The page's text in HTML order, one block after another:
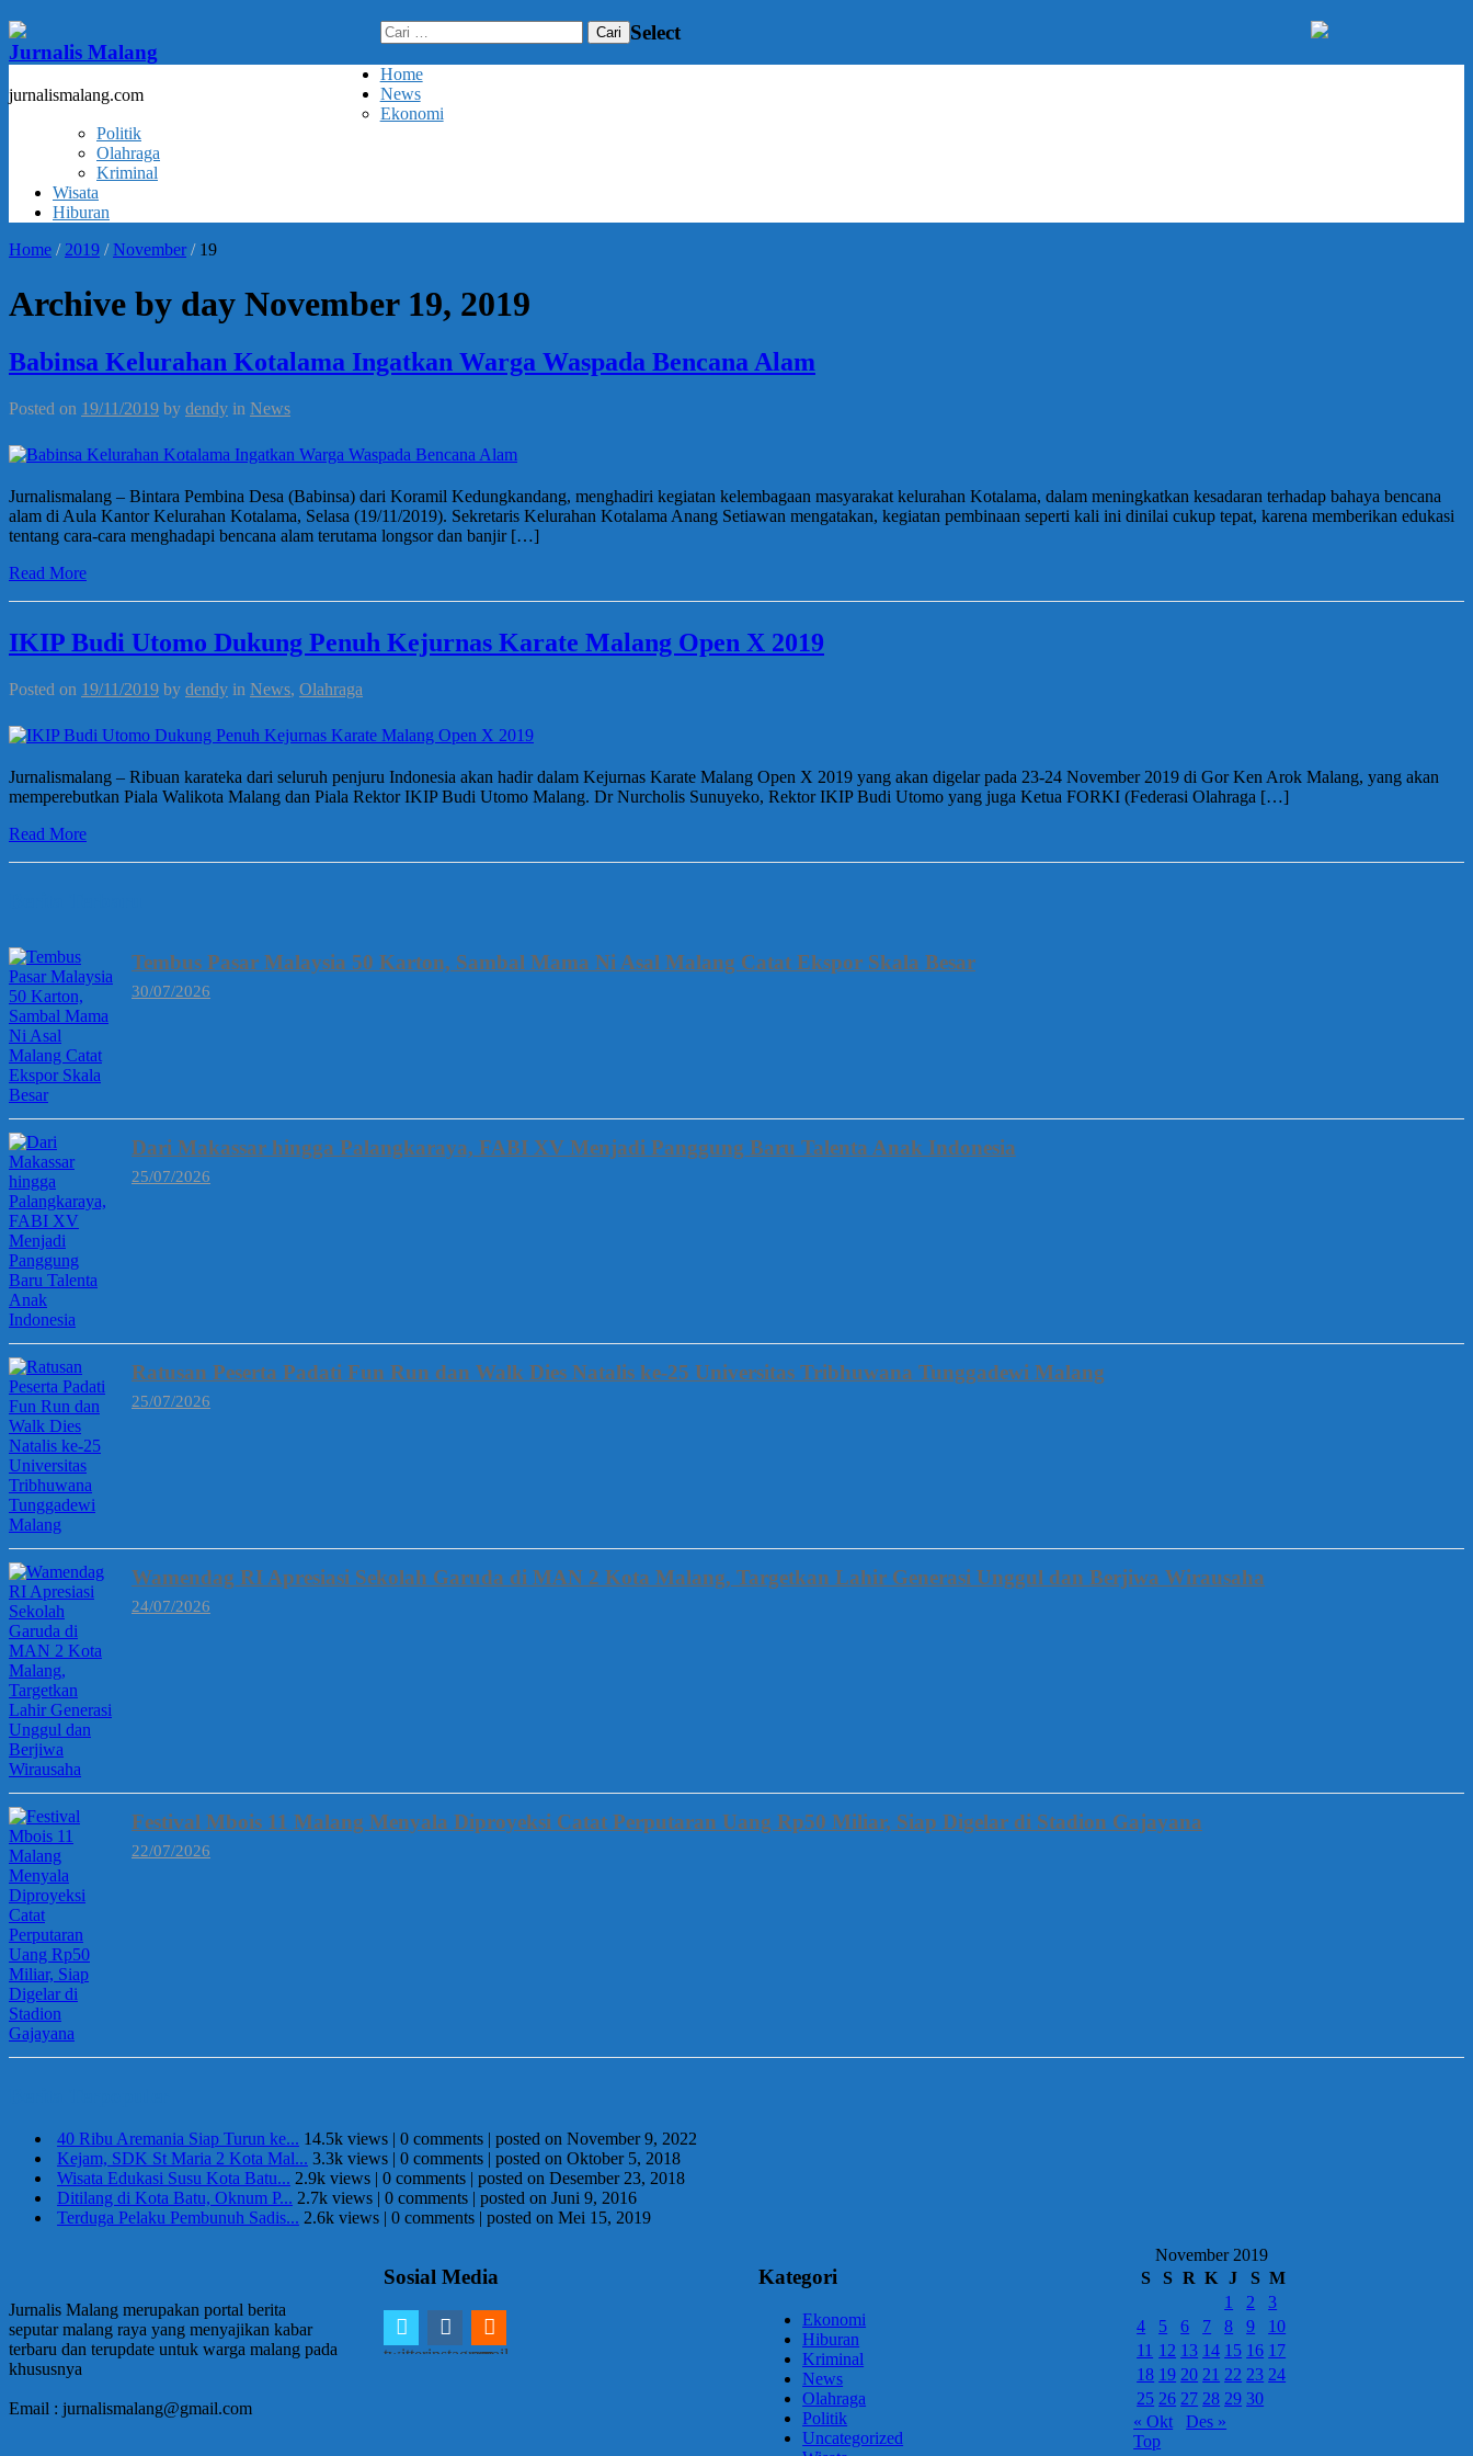
Jurnalis Malang
jurnalismalang.com
Cari
untuk:
Select
Home
News
Ekonomi
Politik
Olahraga
Kriminal
Wisata
Hiburan
Home /2019 /November / 19
Archive by day November 19, 2019
Babinsa Kelurahan Kotalama Ingatkan Warga Waspada Bencana Alam
Posted on 19/11/2019 by dendy in News
Jurnalismalang – Bintara Pembina Desa (Babinsa) dari Koramil Kedungkandang, menghadiri kegiatan kelembagaan masyarakat kelurahan Kotalama, dalam meningkatkan kesadaran terhadap bahaya bencana
alam di Aula Kantor Kelurahan Kotalama, Selasa (19/11/2019). Sekretaris Kelurahan Kotalama Anang Setiawan mengatakan, kegiatan pembinaan seperti kali ini dinilai cukup tepat, karena memberikan edukasi
tentang cara-cara menghadapi bencana alam terutama longsor dan banjir […]
Read More
IKIP Budi Utomo Dukung Penuh Kejurnas Karate Malang Open X 2019
Posted on 19/11/2019 by dendy in News, Olahraga
Jurnalismalang – Ribuan karateka dari seluruh penjuru Indonesia akan hadir dalam Kejurnas Karate Malang Open X 2019 yang akan digelar pada 23-24 November 2019 di Gor Ken Arok Malang, yang akan
memperebutkan Piala Walikota Malang dan Piala Rektor IKIP Budi Utomo Malang. Dr Nurcholis Sunuyeko, Rektor IKIP Budi Utomo yang juga Ketua FORKI (Federasi Olahraga […]
Read More
Tembus Pasar Malaysia 50 Karton, Sambal Mama Ni Asal Malang Catat Ekspor Skala Besar
30/07/2026
Dari Makassar hingga Palangkaraya, FABI XV Menjadi Panggung Baru Talenta Anak Indonesia
25/07/2026
Ratusan Peserta Padati Fun Run dan Walk Dies Natalis ke-25 Universitas Tribhuwana Tunggadewi Malang
25/07/2026
Wamendag RI Apresiasi Sekolah Garuda di MAN 2 Kota Malang, Targetkan Lahir Generasi Unggul dan Berjiwa Wirausaha
24/07/2026
Festival Mbois 11 Malang Menyala Diproyeksi Catat Perputaran Uang Rp50 Miliar, Siap Digelar di Stadion Gajayana
22/07/2026
40 Ribu Aremania Siap Turun ke... 14.5k views | 0 comments | posted on November 9, 2022
Kejam, SDK St Maria 2 Kota Mal... 3.3k views | 0 comments | posted on Oktober 5, 2018
Wisata Edukasi Susu Kota Batu... 2.9k views | 0 comments | posted on Desember 23, 2018
Ditilang di Kota Batu, Oknum P... 2.7k views | 0 comments | posted on Juni 9, 2016
Terduga Pelaku Pembunuh Sadis... 2.6k views | 0 comments | posted on Mei 15, 2019
Jurnalis Malang merupakan portal berita
seputar malang raya yang menyajikan kabar
terbaru dan terupdate untuk warga malang pada
khususnya
Email : jurnalismalang@gmail.com
Sosial Media
twitterinstagram
email
Kategori
Ekonomi
Hiburan
Kriminal
News
Olahraga
Politik
Uncategorized
November 2019
S
S R K J S M
1
2
3
4
5 6 7 8 9
10
11 12 13 14 15 16 17
18 19 20 21 22 23 24
25 26 27 28 29 30
« Okt
Des »
Top